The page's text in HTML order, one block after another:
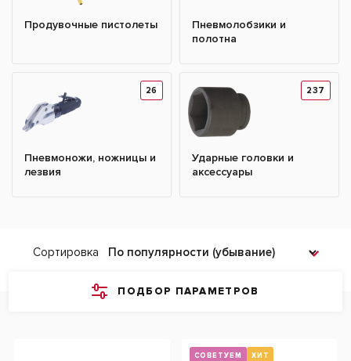
Продувочные пистолеты
Пневмолобзики и
полотна
26
Пневмоножи, ножницы и
лезвия
237
Ударные головки и
аксессуары
ПОДБОР ПАРАМЕТРОВ
Сортировка
СОВЕТУЕМ ХИТ